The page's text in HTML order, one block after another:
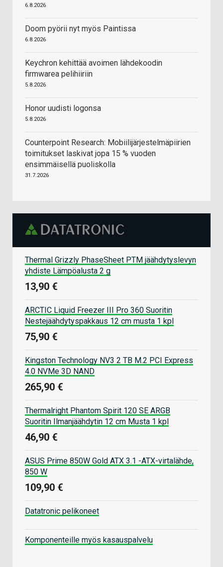
6.8.2026
Doom pyörii nyt myös Paintissa
6.8.2026
Keychron kehittää avoimen lähdekoodin
firmwarea pelihiiriin
5.8.2026
Honor uudisti logonsa
5.8.2026
Counterpoint Research: Mobiilijärjestelmäpiirien
toimitukset laskivat jopa 15 % vuoden
ensimmäisellä puoliskolla
31.7.2026
Thermal Grizzly PhaseSheet PTM jäähdytyslevyn
yhdiste Lämpöalusta 2 g
13,90 €
ARCTIC Liquid Freezer III Pro 360 Suoritin
Nestejäähdytyspakkaus 12 cm musta 1 kpl
75,90 €
Kingston Technology NV3 2 TB M.2 PCI Express
4.0 NVMe 3D NAND
265,90 €
Thermalright Phantom Spirit 120 SE ARGB
Suoritin Ilmanjäähdytin 12 cm Musta 1 kpl
46,90 €
ASUS Prime 850W Gold ATX 3.1 -ATX-virtalähde,
850 W
109,90 €
Datatronic pelikoneet
Komponenteille myös kasauspalvelu